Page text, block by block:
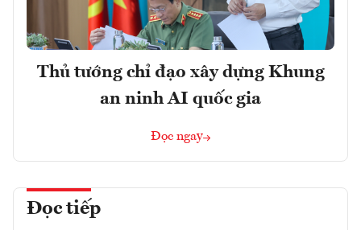
Thủ tướng chỉ đạo xây dựng Khung
an ninh AI quốc gia
Đọc ngay
Đọc tiếp